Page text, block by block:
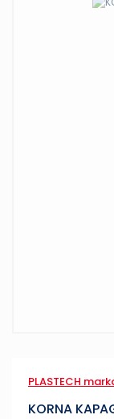
PLASTECH
KORNA